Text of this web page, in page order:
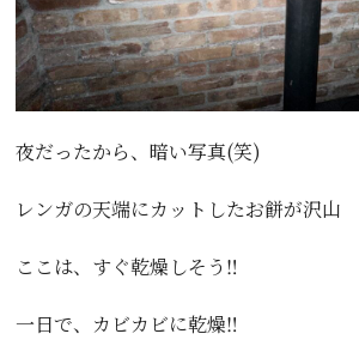
夜だったから、暗い写真(笑)
レンガの天端にカットしたお餅が沢山
ここは、すぐ乾燥しそう‼️
一日で、カビカビに乾燥‼️